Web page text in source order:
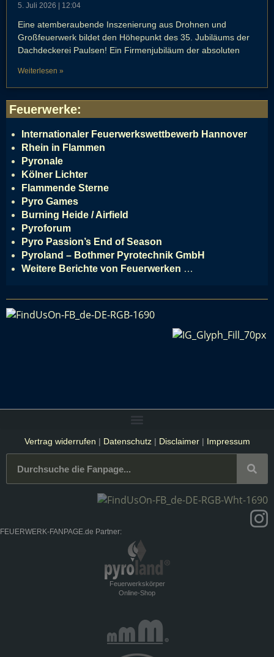
5. Juli 2026 12:04
Eine atemberaubende Inszenierung aus Drohnen und
Großfeuerwerk bildet den Höhepunkt des 35. Jubiläums der
Dachdeckerei Paulsen! Ein Firmenjubiläum der absoluten
Weiterlesen »
Feuerwerke:
Internationaler Feuerwerkswettbewerb Hannover
Rhein in Flammen
Pyronale
Kölner Lichter
Flammende Sterne
Pyro Games
Burning Heide / Airfield
Pyroforum
Pyro Passion’s End of Season
Pyroland – Bothmer Pyrotechnik GmbH
Weitere Berichte von Feuerwerken …
Vertrag widerrufen | Datenschutz| Disclaimer| Impressum
FEUERWERK-FANPAGE.de Partner:
Feuerwerkskörper
Online-Shop